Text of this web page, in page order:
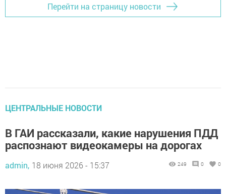
Перейти на страницу новости
ЦЕНТРАЛЬНЫЕ НОВОСТИ
В ГАИ рассказали, какие нарушения ПДД
распознают видеокамеры на дорогах
admin, 18 июня 2026 - 15:37 249 0 0